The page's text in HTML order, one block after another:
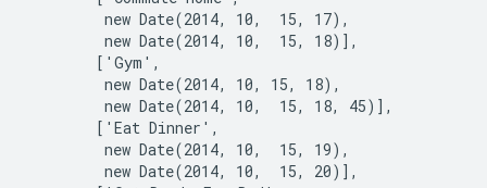
         new Date(2014, 10,  15, 17),
         new Date(2014, 10,  15, 18)],
        ['Gym',
         new Date(2014, 10, 15, 18),
         new Date(2014, 10,  15, 18, 45)],
        ['Eat Dinner',
         new Date(2014, 10,  15, 19),
         new Date(2014, 10,  15, 20)],